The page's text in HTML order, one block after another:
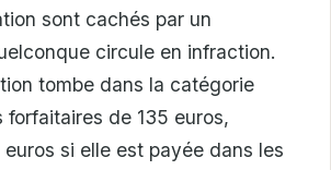
sont cachés par un
circule en infraction.
tombe dans la catégorie
forfaitaires de 135 euros,
si elle est payée dans les